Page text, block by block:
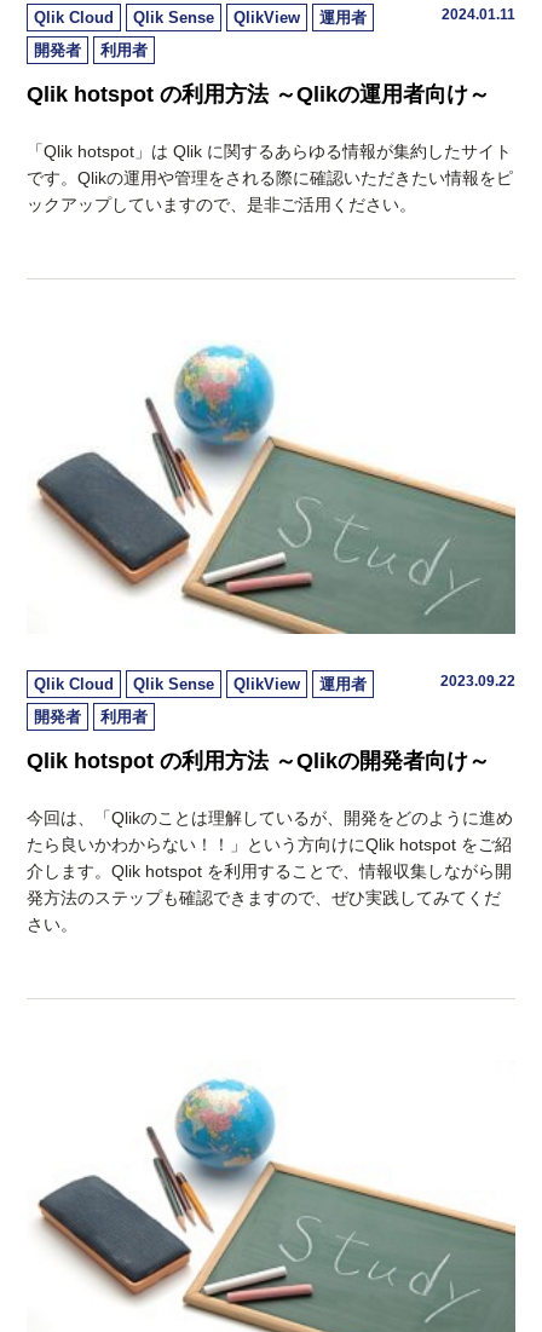
Qlik Cloud Qlik Sense QlikView
運用者
開発者
利用者
2024.01.11
Qlik hotspot の利用方法 ～Qlikの運用者向け～
「Qlik hotspot」は Qlik に関するあらゆる情報が集約したサイト
です。Qlikの運用や管理をされる際に確認いただきたい情報をピ
ックアップしていますので、是非ご活用ください。
Qlik Cloud Qlik Sense QlikView
運用者
開発者
利用者
2023.09.22
Qlik hotspot の利用方法 ～Qlikの開発者向け～
今回は、「Qlikのことは理解しているが、開発をどのように進め
たら良いかわからない！！」という方向けにQlik hotspot をご紹
介します。Qlik hotspot を利用することで、情報収集しながら開
発方法のステップも確認できますので、ぜひ実践してみてくだ
さい。